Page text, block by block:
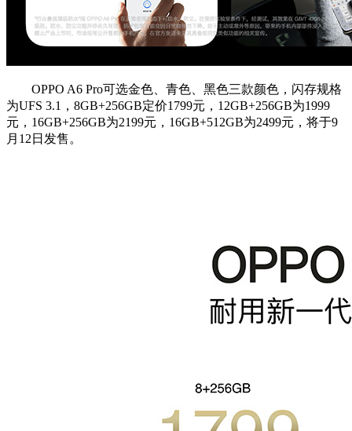
OPPO A6 Pro可选金色、青色、黑色三款颜色，闪存规格
为UFS 3.1，8GB+256GB定价1799元，12GB+256GB为1999
元，16GB+256GB为2199元，16GB+512GB为2499元，将于9
月12日发售。